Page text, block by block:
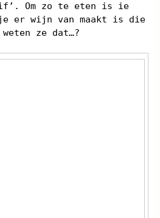
Om zo te eten is ie
er wijn van maakt is die
ze dat…?